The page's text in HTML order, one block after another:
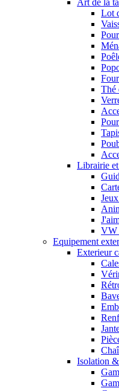
Lot
Thé
Librairie
VW
Equipement
Exterieur
Isolation